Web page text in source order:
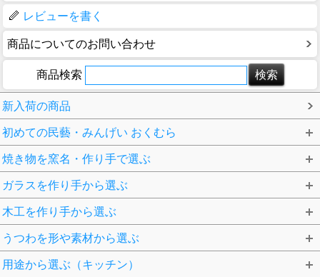
レビューを書く
商品についてのお問い合わせ
商品検索
新入荷の商品
初めての民藝・みんげい おくむら
焼き物を窯名・作り手で選ぶ
ガラスを作り手から選ぶ
木工を作り手から選ぶ
うつわを形や素材から選ぶ
用途から選ぶ（キッチン）